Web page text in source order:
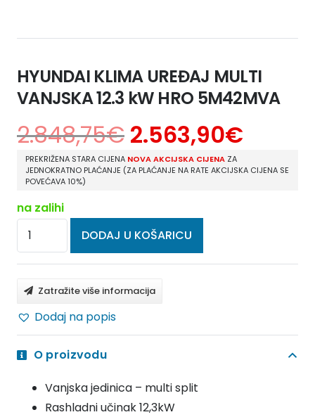
HYUNDAI KLIMA UREĐAJ MULTI
VANJSKA 12.3 kW HRO 5M42MVA
2.848,75€ 2.563,90€
PREKRIŽENA STARA CIJENA NOVA AKCIJSKA CIJENA ZA
JEDNOKRATNO PLAĆANJE (ZA PLAĆANJE NA RATE AKCIJSKA CIJENA SE
POVEĆAVA 10%)
na zalihi
HYUNDAI
KLIMA
UREĐAJ
MULTI
12.3
HRO
5M42MVA
količina
DODAJ U KOŠARICU
Zatražite više informacija
Dodaj na popis
O proizvodu
Vanjska jedinica – multi split
Rashladni učinak 12,3kW